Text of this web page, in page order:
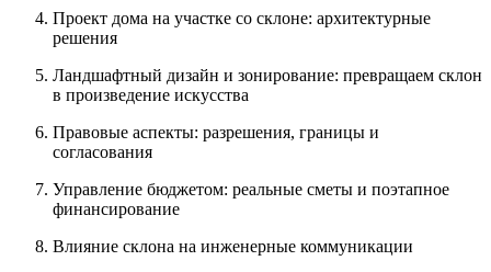
Проект дома на участке со склоне: архитектурные
решения
Ландшафтный дизайн и зонирование: превращаем склон
в произведение искусства
Правовые аспекты: разрешения, границы и
согласования
Управление бюджетом: реальные сметы и поэтапное
финансирование
Влияние склона на инженерные коммуникации